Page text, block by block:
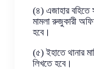
(৪) এজাহার বহিতে
মামলা রুজুকারী
হবে।
(৫) ইহাতে থানার
লিখতে হবে।